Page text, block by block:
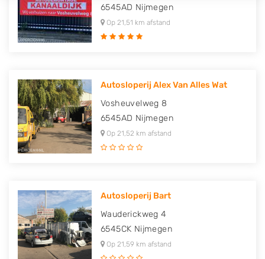
6545AD Nijmegen
Op 21,51 km afstand
Autosloperij Alex Van Alles Wat
Vosheuvelweg 8
6545AD Nijmegen
Op 21,52 km afstand
Autosloperij Bart
Wauderickweg 4
6545CK Nijmegen
Op 21,59 km afstand